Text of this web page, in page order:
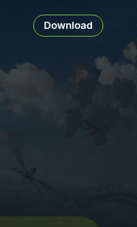
Download